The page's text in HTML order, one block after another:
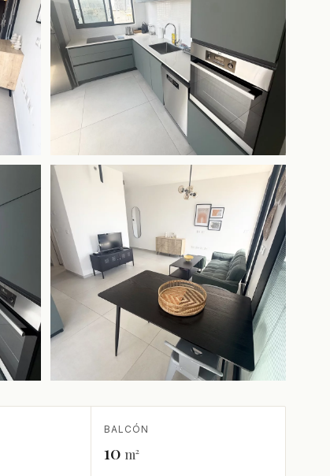
BALCÓN
10 m²